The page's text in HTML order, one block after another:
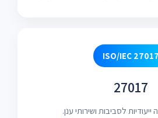
ISO/IEC 27017
27017
לסביבות ושירותי ענן.